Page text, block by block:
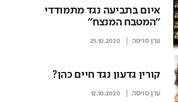
איום בתביעה נגד מתמודדי
"המטבח המנצח"
ערן סויסה 25.10.2020
קורין גדעון נגד חיים כהן?
ערן סויסה 12.10.2020